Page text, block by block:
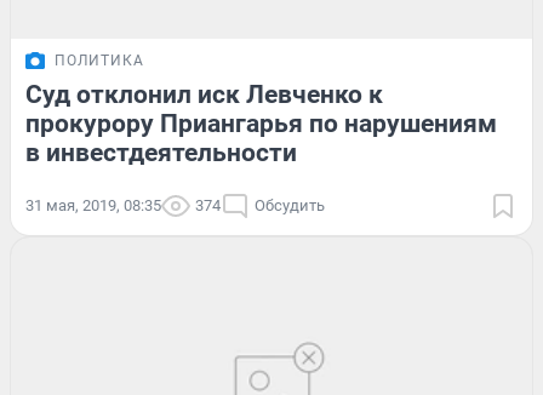
ПОЛИТИКА
Суд отклонил иск Левченко к
прокурору Приангарья по нарушениям
в инвестдеятельности
31 мая, 2019, 08:35 374 Обсудить